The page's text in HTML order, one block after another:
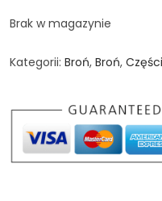
Brak w magazynie
Kategorii: Broń, Broń,